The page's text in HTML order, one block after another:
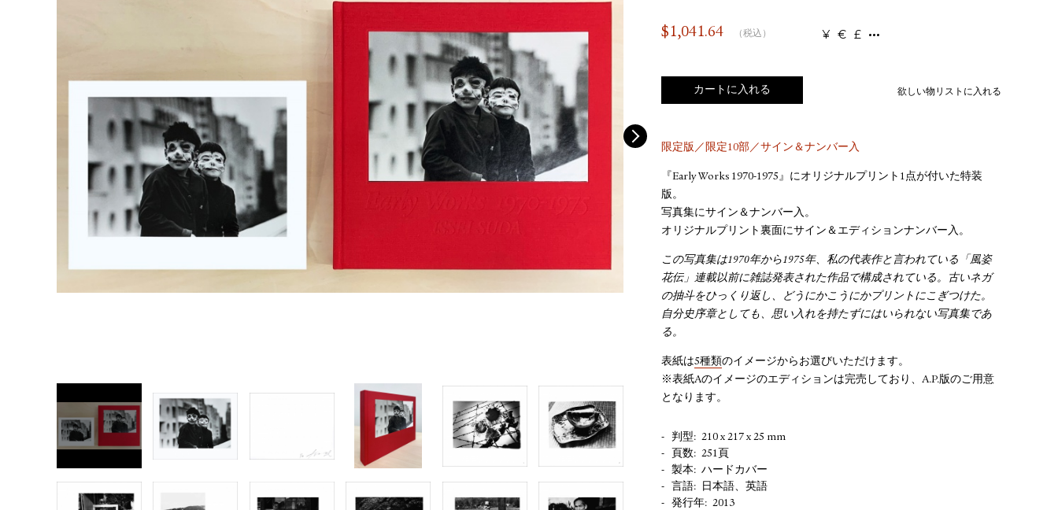
$1,041.64 （税込） ¥ € £
カートに入れる 欲しい物リストに入れる
限定版／限定10部／サイン＆ナンバー入
『Early Works 1970-1975』にオリジナルプリント1点が付いた特装
版。
写真集にサイン＆ナンバー入。
オリジナルプリント裏面にサイン＆エディションナンバー入。
この写真集は1970年から1975年、私の代表作と言われている「風姿
花伝」連載以前に雑誌発表された作品で構成されている。古いネガ
の抽斗をひっくり返し、どうにかこうにかプリントにこぎつけた。
自分史序章としても、思い入れを持たずにはいられない写真集であ
る。
表紙は5種類のイメージからお選びいただけます。
※表紙Aのイメージのエディションは完売しており、A.P.版のご用意
となります。
判型
210 x 217 x 25 mm
頁数
251頁
製本
ハードカバー
言語
日本語、英語
発行年
2013